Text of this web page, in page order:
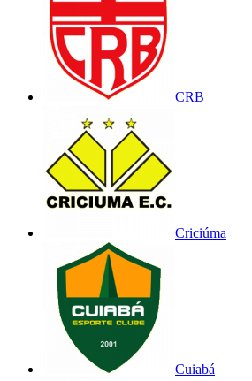
CRB
Criciúma
Cuiabá